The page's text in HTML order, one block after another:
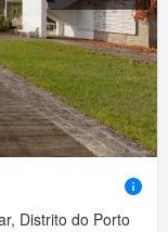
Distrito do Porto